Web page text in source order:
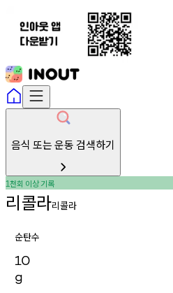
음식 또는 운동 검색하기
1천회 이상기록
리콜라리콜라
순탄수
10
g